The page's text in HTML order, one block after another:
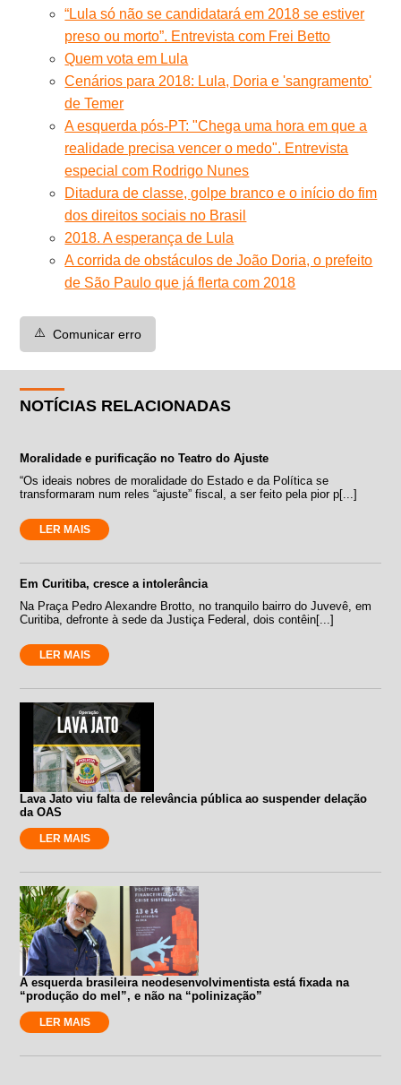
“Lula só não se candidatará em 2018 se estiver
preso ou morto”. Entrevista com Frei Betto
Quem vota em Lula
Cenários para 2018: Lula, Doria e 'sangramento'
de Temer
A esquerda pós-PT: "Chega uma hora em que a
realidade precisa vencer o medo". Entrevista
especial com Rodrigo Nunes
Ditadura de classe, golpe branco e o início do fim
dos direitos sociais no Brasil
2018. A esperança de Lula
A corrida de obstáculos de João Doria, o prefeito
de São Paulo que já flerta com 2018
⚠️ Comunicar erro
NOTÍCIAS RELACIONADAS
Moralidade e purificação no Teatro do Ajuste
“Os ideais nobres de moralidade do Estado e da Política se
transformaram num reles “ajuste” fiscal, a ser feito pela pior p[...]
LER MAIS
Em Curitiba, cresce a intolerância
Na Praça Pedro Alexandre Brotto, no tranquilo bairro do Juvevê, em
Curitiba, defronte à sede da Justiça Federal, dois contêin[...]
LER MAIS
Lava Jato viu falta de relevância pública ao suspender delação
da OAS
LER MAIS
A esquerda brasileira neodesenvolvimentista está fixada na
“produção do mel”, e não na “polinização”
LER MAIS